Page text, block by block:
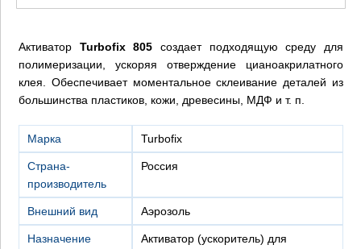
Активатор Turbofix 805 создает подходящую среду для
полимеризации, ускоряя отверждение цианоакрилатного
клея. Обеспечивает моментальное склеивание деталей из
большинства пластиков, кожи, древесины, МДФ и т. п.
Марка Turbofix
Страна-
производитель
Россия
Внешний вид Аэрозоль
Назначение
Активатор (ускоритель) для